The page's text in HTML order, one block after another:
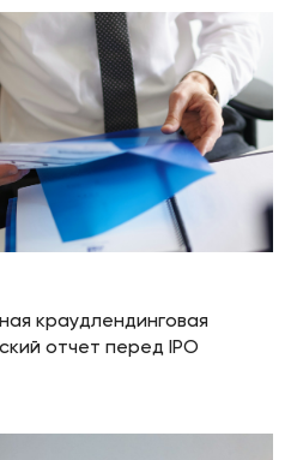
краудлендинговая
отчет перед IPO